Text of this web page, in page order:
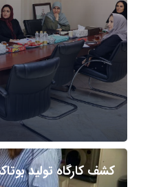
کشف کارگاه تولید